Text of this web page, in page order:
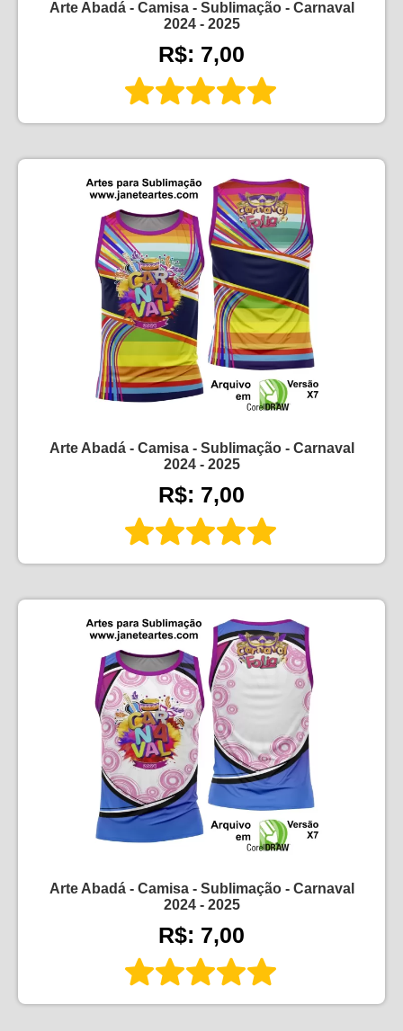
Arte Abadá - Camisa - Sublimação - Carnaval
2024 - 2025
R$: 7,00
Arte Abadá - Camisa - Sublimação - Carnaval
2024 - 2025
R$: 7,00
Arte Abadá - Camisa - Sublimação - Carnaval
2024 - 2025
R$: 7,00